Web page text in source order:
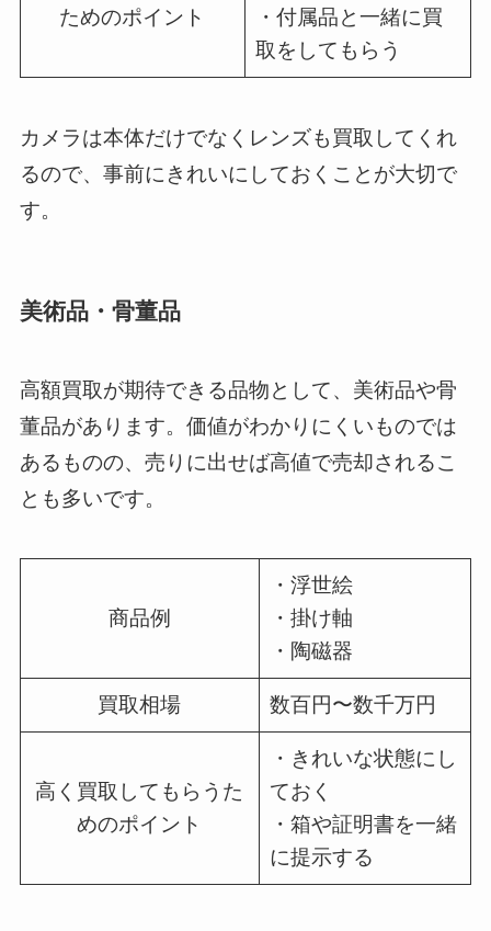
ためのポイント
・付属品と一緒に買
取をしてもらう
カメラは本体だけでなくレンズも買取してくれ
るので、事前にきれいにしておくことが大切で
す。
美術品・骨董品
高額買取が期待できる品物として、美術品や骨
董品があります。価値がわかりにくいものでは
あるものの、売りに出せば高値で売却されるこ
とも多いです。
商品例
・浮世絵
・掛け軸
・陶磁器
買取相場 数百円〜数千万円
高く買取してもらうた
めのポイント
・きれいな状態にし
ておく
・箱や証明書を一緒
に提示する